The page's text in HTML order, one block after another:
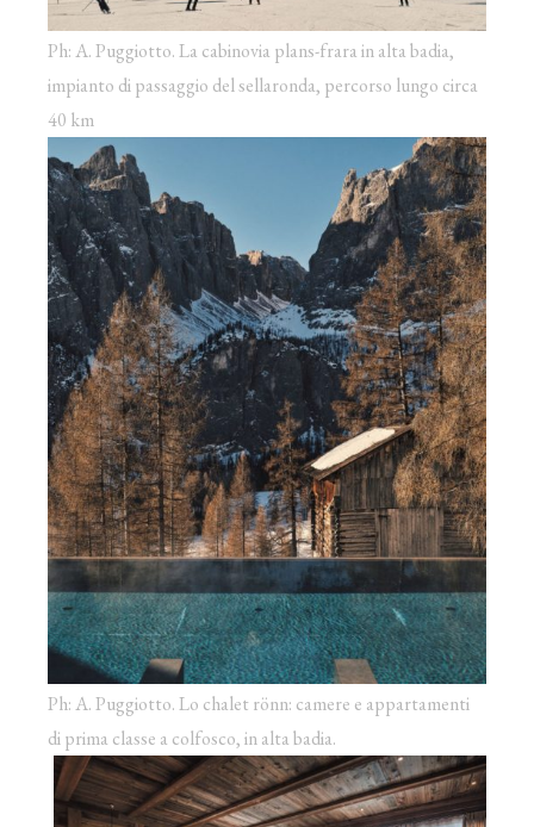
Ph: A. Puggiotto. La cabinovia plans-frara in alta badia,
impianto di passaggio del sellaronda, percorso lungo circa
40 km
Ph: A. Puggiotto. Lo chalet rönn: camere e appartamenti
di prima classe a colfosco, in alta badia.